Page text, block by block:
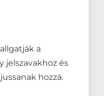
a
jelszavakhoz és
hozzá.